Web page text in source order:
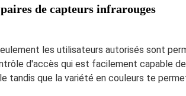
de capteurs infrarouges
les utilisateurs autorisés sont
d'accès qui est facilement capable
tandis que la variété en couleurs te